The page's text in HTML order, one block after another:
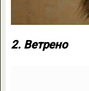
2. Ветрено